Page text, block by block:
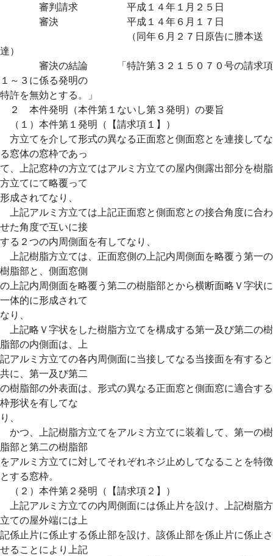
審判請求 平成１４年１月２５日
審決 平成１４年６月１７日
（同年６月２７日原告に謄本送
達）
審決の結論 「特許第３２１５０７０号の請求項
１～３に係る発明の
特許を無効とする。」
２ 本件発明（本件第１ないし第３発明）の要旨
（１）本件第１発明（【請求項１】）
方立てを介して形式の異なる正面窓と側面窓とを連接してな
る窓体の窓枠であっ
て、上記窓枠の方立てはアルミ方立ての屋内側露出部分を樹脂
方立てにて略覆って
形成されてなり、
上記アルミ方立ては上記正面窓と側面窓との接合角度に合わ
せた角度で互いに接
する２つの内周側面を有してなり、
上記樹脂方立ては、正面窓側の上記内周側面を略覆う第一の
樹脂部と、側面窓側
の上記内周側面を略覆う第二の樹脂部とから横断面略Ｖ字状に
一体的に形成されて
なり、
上記略Ｖ字状をした樹脂方立てを構成する第一及び第二の樹
脂部の内側面は、上
記アルミ方立ての各内周側面に当接してなる当接面を有すると
共に、第一及び第二
の樹脂部の外表面は、形式の異なる正面窓と側面窓に適合する
枠形状を有してな
り、
かつ、上記樹脂方立てをアルミ方立てに装着して、第一の樹
脂部と第二の樹脂部
をアルミ方立てに対してそれぞれネジ止めしてなることを特徴
とする窓枠。
（２）本件第２発明（【請求項２】）
上記アルミ方立ての内周側面には係止片を設け、上記樹脂方
立ての屋外端には上
記係止片に係止する係止部を設け、該係止部を係止片に係止さ
せることにより上記